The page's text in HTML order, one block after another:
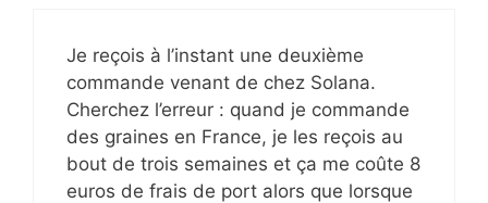
Je reçois à l’instant une deuxième
commande venant de chez Solana.
Cherchez l’erreur : quand je commande
des graines en France, je les reçois au
bout de trois semaines et ça me coûte 8
euros de frais de port alors que lorsque